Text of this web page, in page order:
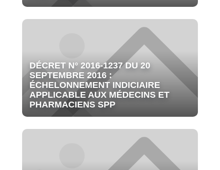
DÉCRET N° 2016-1237 DU 20
SEPTEMBRE 2016 :
ÉCHELONNEMENT INDICIAIRE
APPLICABLE AUX MÉDECINS ET
PHARMACIENS SPP